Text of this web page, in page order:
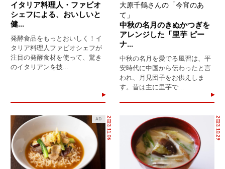
イタリア料理人・ファビオ
シェフによる、おいしいと
健...
発酵食品をもっとおいしく！イ
タリア料理人ファビオシェフが
注目の発酵食材を使って、驚き
のイタリアンを披...
大原千鶴さんの「今宵のあ
て」
中秋の名月のきぬかつぎを
アレンジした「里芋 ピー
ナ...
中秋の名月を愛でる風習は、平
安時代に中国から伝わったと言
われ、月見団子をお供えしま
す。昔は主に里芋で...
2023.11.06
AD 2023.10.29